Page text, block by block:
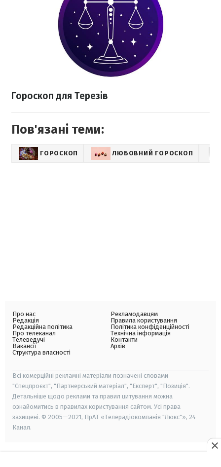
Гороскоп для Терезів
Пов'язані теми:
ГОРОСКОП ЛЮБОВНИЙ ГОРОСКОП
Про нас
Редакція
Редакційна політика
Про телеканал
Телеведучі
Вакансії
Структура власності
Рекламодавцям
Правила користування
Політика конфіденційності
Технічна інформація
Контакти
Архів
Всі комерційні рекламні матеріали позначені словами
"Спецпроєкт", "Партнерський матеріал", "Експерт", "Позиція".
Детальніше щодо реклами та правил цитування можна
ознайомитись в правилах користування сайтом. Усі права
захищені. © 2005—2021, ПрАТ «Телерадіокомпанія "Люкс"», 24
Канал.